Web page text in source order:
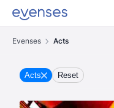
Evenses Acts
Acts Reset